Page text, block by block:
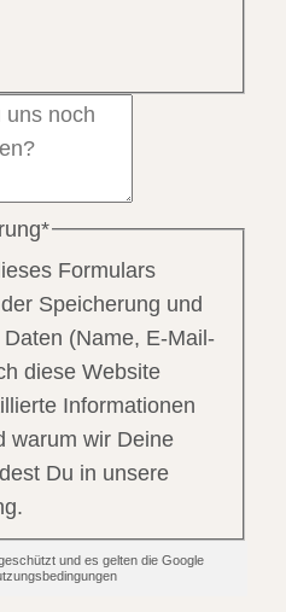
*
Formulars
Speicherung und
(Name, E-Mail-
diese Website
Informationen
warum wir Deine
Du in unsere
und es gelten die Google